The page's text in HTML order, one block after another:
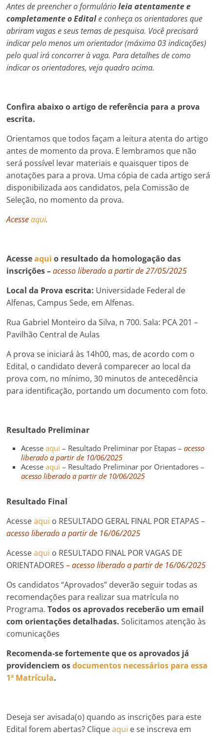
Antes de preencher o formulárioleia atentamente e
completamente o Editaleconheça os orientadores que
abriram vagas e seus temas de pesquisa. Você precisará
indicar pelo menos um orientador (máximo 03 indicações)
pelo qual irá concorrer à vaga. Para detalhes de como
indicar os orientadores, veja quadro acima.
Confira abaixo o artigo de referência para a prova
escrita.
Orientamos que todos façam a leitura atenta do artigo
antes de momento da prova. E lembramos que não
será possível levar materiais e quaisquer tipos de
anotações para a prova. Uma cópia de cada artigo será
disponibilizada aos candidatos, pela Comissão de
Seleção, no momento da prova.
Acesseaqui.
Acesseaqui o resultado da homologação das
inscrições –acesso liberado a partir de 27/05/2025
Local da Prova escrita: Universidade Federal de
Alfenas, Campus Sede, em Alfenas.
Rua Gabriel Monteiro da Silva, n 700. Sala: PCA 201 –
Pavilhão Central de Aulas
A prova se iniciará às 14h00, mas, de acordo com o
Edital, o candidato deverá comparecer ao local da
prova com, no mínimo, 30 minutos de antecedência
para identificação, portando um documento com foto.
Resultado Preliminar
Acesseaqui – Resultado Preliminar por Etapas –acesso
liberado a partir de 10/06/2025
Acesseaqui – Resultado Preliminar por Orientadores –
acesso liberado a partir de 10/06/2025
Resultado Final
Acesseaqui o RESULTADO GERAL FINAL POR ETAPAS –
acesso liberado a partir de 16/06/2025
Acesseaqui o RESULTADO FINAL POR VAGAS DE
ORIENTADORES–acesso liberado a partir de 16/06/2025
Os candidatos “Aprovados” deverão seguir todas as
recomendações para realizar sua matrícula no
Programa.Todos os aprovados receberão um email
com orientações detalhadas. Solicitamos atenção às
comunicações
Recomenda-se fortemente que os aprovados já
providenciem osdocumentos necessários para essa
1ª Matrícula.
Deseja ser avisada(o) quando as inscrições para este
Edital forem abertas? Cliqueaqui e se inscreva em